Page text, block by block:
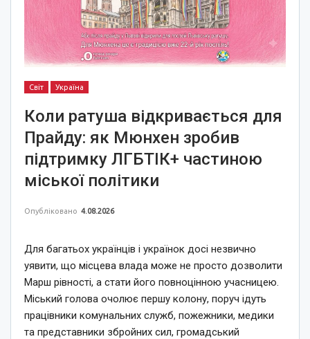
Світ Україна
Коли ратуша відкривається для
Прайду: як Мюнхен зробив
підтримку ЛГБТІК+ частиною
міської політики
Опубліковано 4.08.2026
Для багатьох українців і українок досі незвично
уявити, що місцева влада може не просто дозволити
Марш рівності, а стати його повноцінною учасницею.
Міський голова очолює першу колону, поруч ідуть
працівники комунальних служб, пожежники, медики
та представники збройних сил, громадський